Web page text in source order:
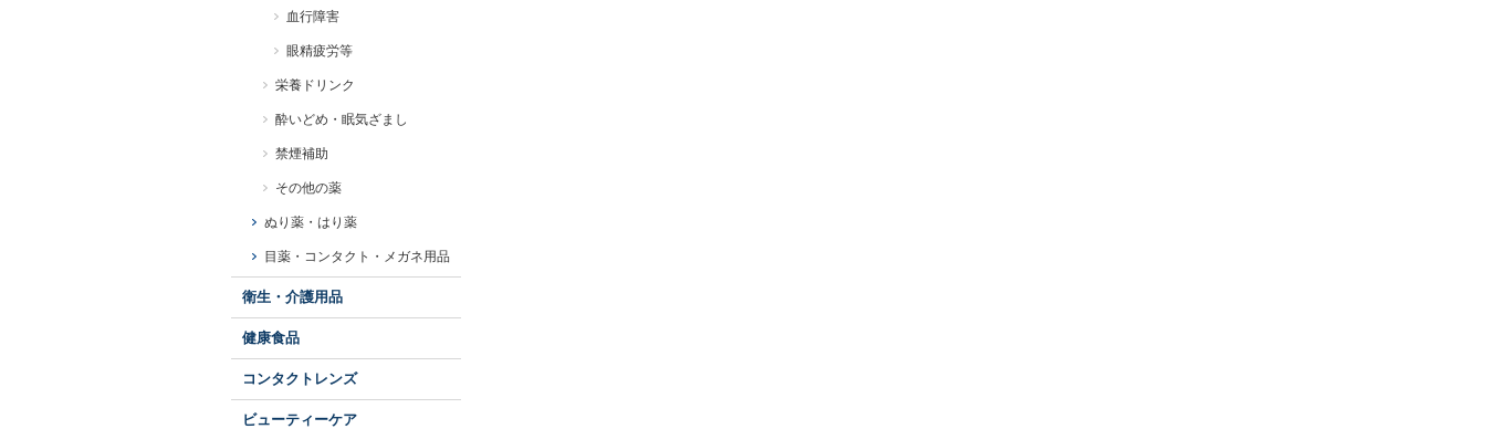
血行障害
眼精疲労等
栄養ドリンク
酔いどめ・眠気ざまし
禁煙補助
その他の薬
ぬり薬・はり薬
目薬・コンタクト・メガネ用品
衛生・介護用品
健康食品
コンタクトレンズ
ビューティーケア